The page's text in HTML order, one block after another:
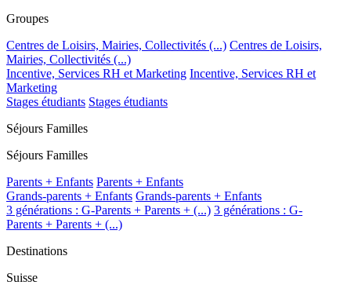
Groupes
Centres de Loisirs, Mairies, Collectivités (...) Centres de Loisirs,
Mairies, Collectivités (...)
Incentive, Services RH et Marketing Incentive, Services RH et
Marketing
Stages étudiants Stages étudiants
Séjours Familles
Séjours Familles
Parents + Enfants Parents + Enfants
Grands-parents + Enfants Grands-parents + Enfants
3 générations : G-Parents + Parents + (...) 3 générations : G-
Parents + Parents + (...)
Destinations
Suisse